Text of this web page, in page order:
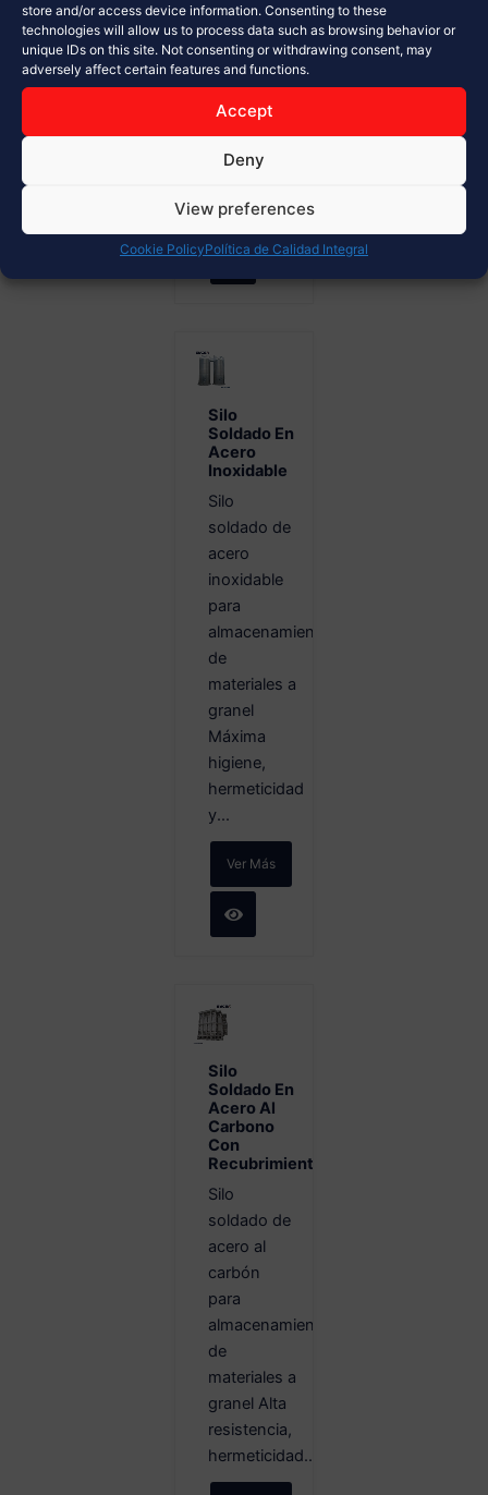
store and/or access device information. Consenting to these
technologies will allow us to process data such as browsing behavior or
unique IDs on this site. Not consenting or withdrawing consent, may
adversely affect certain features and functions.
Accept
Deny
View preferences
Cookie PolicyPolítica de Calidad Integral
de
materiales a
granel
Diseño
modular y
alta
resistencia...
Ver Más
Silo
Soldado En
Acero
Inoxidable
Silo
soldado de
acero
inoxidable
para
almacenamiento
de
materiales a
granel
Máxima
higiene,
hermeticidad
y...
Ver Más
Silo
Soldado En
Acero Al
Carbono
Con
Recubrimiento
Silo
soldado de
acero al
carbón
para
almacenamiento
de
materiales a
granel Alta
resistencia,
hermeticidad...